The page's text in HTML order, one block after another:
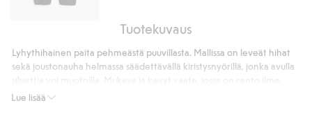
pallolahkeiset
Tuotekuvaus
Lue lisää
Lyhythihainen paita pehmeästä puuvillasta. Mallissa on leveät hihat
sekä joustonauha helmassa säädettävällä kiristysnyörillä, jonka avulla
Leveät hihat